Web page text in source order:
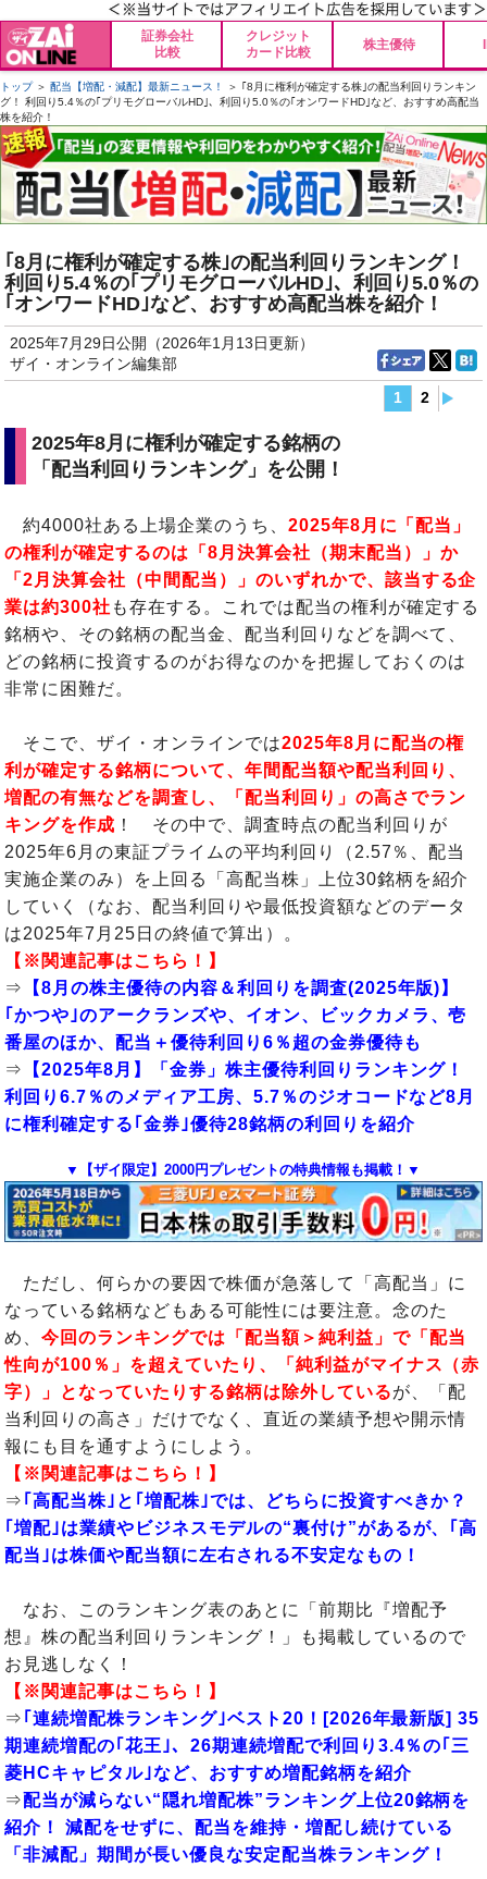
証券会社
比較
クレジット
カード比較
株主優待
トップ＞ 配当【増配・減配】最新ニュース！
＞ ｢8月に権利が確定する株｣の配当利回りランキン
グ！ 利回り5.4％の｢プリモグローバルHD｣、利回り5.0％の｢オンワードHD｣など、おすすめ高配当
株を紹介！
｢8月に権利が確定する株｣の配当利回りランキング！
利回り5.4％の｢プリモグローバルHD｣、利回り5.0％の
｢オンワードHD｣など、おすすめ高配当株を紹介！
2025年7月29日公開（2026年1月13日更新）
ザイ・オンライン編集部
1
2
2025年8月に権利が確定する銘柄の
「配当利回りランキング」を公開！
約4000社ある上場企業のうち、 2025年8月に「配当」
の権利が確定するのは「8月決算会社（期末配当）」か
「2月決算会社（中間配当）」のいずれかで、該当する企
業は約300社 も存在する。これでは配当の権利が確定する
銘柄や、その銘柄の配当金、配当利回りなどを調べて、
どの銘柄に投資するのがお得なのかを把握しておくのは
非常に困難だ。
そこで、ザイ・オンラインでは2025年8月に配当の権
利が確定する銘柄について、年間配当額や配当利回り、
増配の有無などを調査し、「配当利回り」の高さでラン
キングを作成 ！ その中で、調査時点の配当利回りが
2025年6月の東証プライムの平均利回り（2.57％、配当
実施企業のみ）を上回る「高配当株」上位30銘柄を紹介
していく（なお、配当利回りや最低投資額などのデータ
は2025年7月25日の終値で算出）。
【※関連記事はこちら！】
⇒
【8月の株主優待の内容＆利回りを調査(2025年版)】
｢かつや｣のアークランズや、イオン、ビックカメラ、壱
番屋のほか、配当＋優待利回り6％超の金券優待も
⇒
【2025年8月】「金券」株主優待利回りランキング！
利回り6.7％のメディア工房、5.7％のジオコードなど8月
に権利確定する｢金券｣優待28銘柄の利回りを紹介
▼【ザイ限定】2000円プレゼントの特典情報も掲載！▼
ただし、何らかの要因で株価が急落して「高配当」に
なっている銘柄などもある可能性には要注意。念のた
め、今回のランキングでは「配当額＞純利益」で「配当
性向が100％」を超えていたり、「純利益がマイナス（赤
字）」となっていたりする銘柄は除外しているが、「配
当利回りの高さ」だけでなく、直近の業績予想や開示情
報にも目を通すようにしよう。
【※関連記事はこちら！】
⇒ ｢高配当株｣と｢増配株｣では、どちらに投資すべきか？
｢増配｣は業績やビジネスモデルの“裏付け”があるが、｢高
配当｣は株価や配当額に左右される不安定なもの！
なお、このランキング表のあとに「前期比『増配予
想』株の配当利回りランキング！」も掲載しているので
お見逃しなく！
【※関連記事はこちら！】
⇒ ｢連続増配株ランキング｣ベスト20！[2026年最新版] 35
期連続増配の｢花王｣、26期連続増配で利回り3.4％の｢三
菱HCキャピタル｣など、おすすめ増配銘柄を紹介
⇒配当が減らない“隠れ増配株”ランキング上位20銘柄を
紹介！ 減配をせずに、配当を維持・増配し続けている
「非減配」期間が長い優良な安定配当株ランキング！